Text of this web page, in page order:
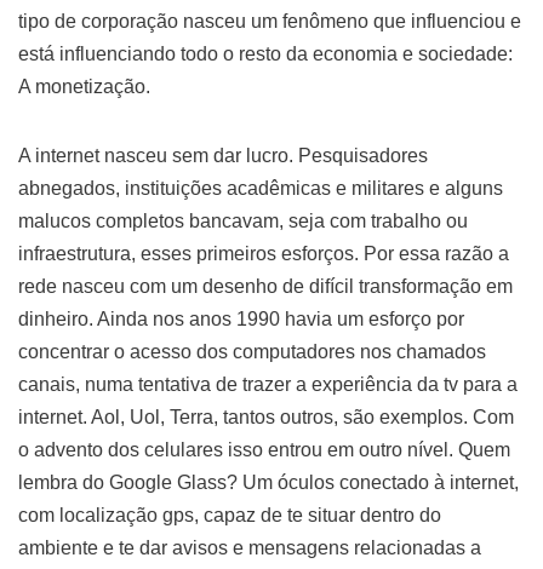
tipo de corporação nasceu um fenômeno que influenciou e
está influenciando todo o resto da economia e sociedade:
A monetização.
A internet nasceu sem dar lucro. Pesquisadores
abnegados, instituições acadêmicas e militares e alguns
malucos completos bancavam, seja com trabalho ou
infraestrutura, esses primeiros esforços. Por essa razão a
rede nasceu com um desenho de difícil transformação em
dinheiro. Ainda nos anos 1990 havia um esforço por
concentrar o acesso dos computadores nos chamados
canais, numa tentativa de trazer a experiência da tv para a
internet. Aol, Uol, Terra, tantos outros, são exemplos. Com
o advento dos celulares isso entrou em outro nível. Quem
lembra do Google Glass? Um óculos conectado à internet,
com localização gps, capaz de te situar dentro do
ambiente e te dar avisos e mensagens relacionadas a